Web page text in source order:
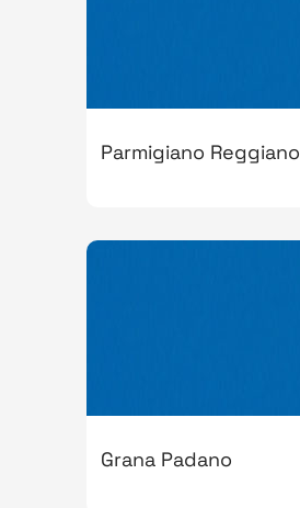
Parmigiano Reggiano
Grana Padano